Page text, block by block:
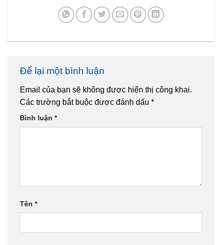
Để lại một bình luận
Email của bạn sẽ không được hiển thị công khai.
Các trường bắt buộc được đánh dấu *
Bình luận *
Tên *